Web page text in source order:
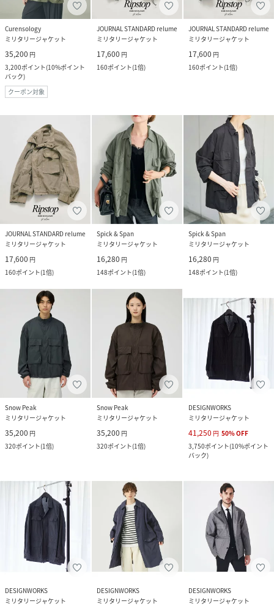
Curensology
ミリタリージャケット
35,200 円
3,200ポイント(10%ポイント
バック)
クーポン対象
JOURNAL STANDARD relume
ミリタリージャケット
17,600 円
160ポイント(1倍)
JOURNAL STANDARD relume
ミリタリージャケット
17,600 円
160ポイント(1倍)
JOURNAL STANDARD relume
ミリタリージャケット
17,600 円
160ポイント(1倍)
Spick & Span
ミリタリージャケット
16,280 円
148ポイント(1倍)
Spick & Span
ミリタリージャケット
16,280 円
148ポイント(1倍)
Snow Peak
ミリタリージャケット
35,200 円
320ポイント(1倍)
Snow Peak
ミリタリージャケット
35,200 円
320ポイント(1倍)
DESIGNWORKS
ミリタリージャケット
41,250 円 50%OFF
3,750ポイント(10%ポイント
バック)
DESIGNWORKS
ミリタリージャケット
DESIGNWORKS
ミリタリージャケット
DESIGNWORKS
ミリタリージャケット